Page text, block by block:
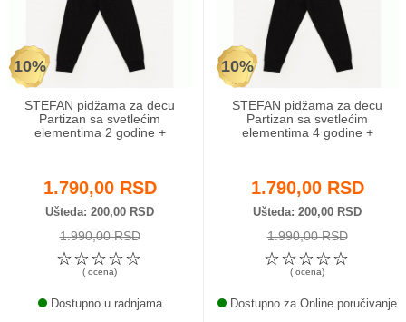
Odeća i obuća
Igračke za bebe i decu
AKCIJA
Call Centar
011 438 1 000
10%
STEFAN pidžama za decu
Partizan sa svetlećim
elementima 2 godine +
1.790,00 RSD
Ušteda 200,00 RSD
1.990,00 RSD
☆
☆
☆
☆
☆
( ocena)
Dostupno u radnjama
10%
STEFAN pidžama za decu
Partizan sa svetlećim
elementima 4 godine +
1.790,00 RSD
Ušteda 200,00 RSD
1.990,00 RSD
☆
☆
☆
☆
☆
( ocena)
Dostupno za Online poručivanje